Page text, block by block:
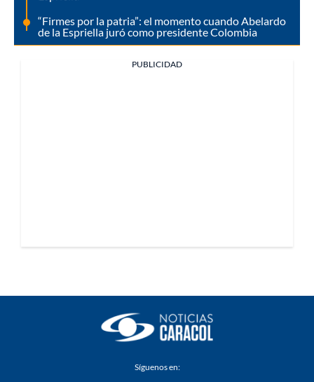
“Firmes por la patria”: el momento cuando Abelardo
de la Espriella juró como presidente Colombia
PUBLICIDAD
Síguenos en: